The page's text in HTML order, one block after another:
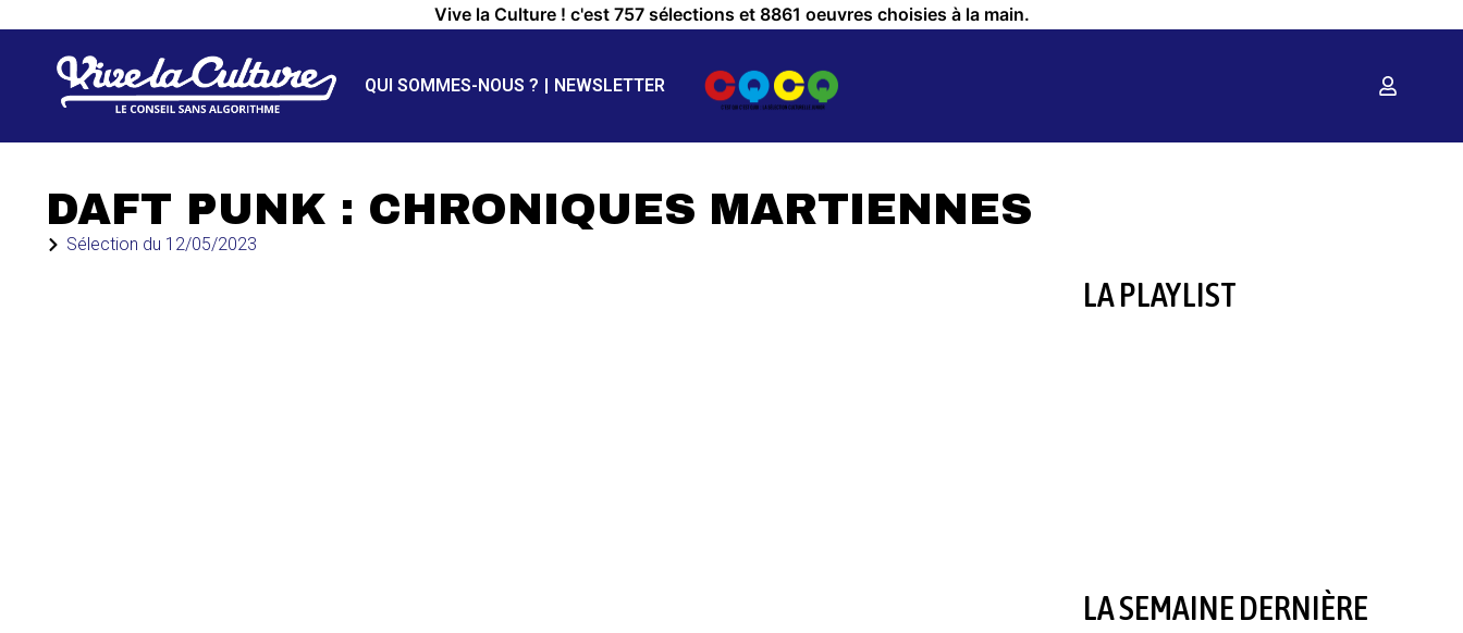
Vive la Culture ! c'est 757 sélections et 8861 oeuvres choisies à la main.
QUI SOMMES-NOUS ? NEWSLETTER
DAFT PUNK : CHRONIQUES MARTIENNES
Sélection du 12/05/2023
LA PLAYLIST
LA SEMAINE DERNIÈRE